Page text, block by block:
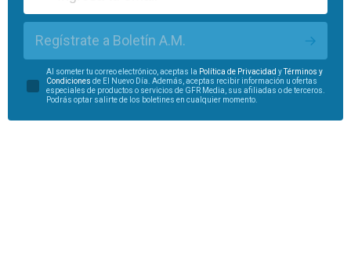
Regístrate a Boletín A.M.
Al someter tu correo electrónico, aceptas la Política de Privacidad yTérminos y
Condiciones de El Nuevo Día. Además, aceptas recibir información u ofertas
especiales de productos o servicios de GFR Media, sus afiliadas o de terceros.
Podrás optar salirte de los boletines en cualquier momento.